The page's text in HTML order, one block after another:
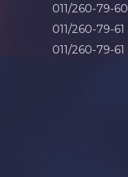
011/260-79-60
011/260-79-61
011/260-79-61